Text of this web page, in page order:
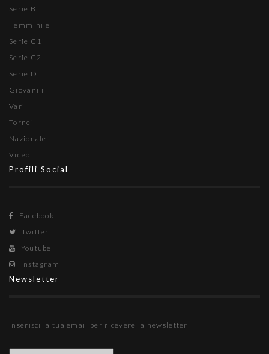
Serie B
Femminile
Serie C1
Serie C2
Serie D
Giovanili
Vari
Tornei
Nazionale
Video
Profili Social
Facebook
Twitter
Youtube
Instagram
Newsletter
Inserisci la tua email per ricevere la newsletter